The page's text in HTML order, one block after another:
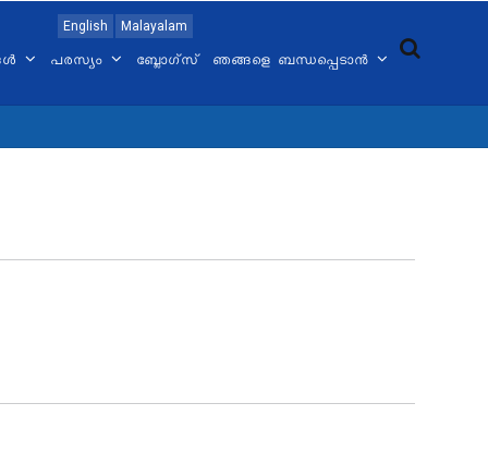
English Malayalam
പരസ്യം ബ്ലോഗ്സ് ഞങ്ങളെ ബന്ധപ്പെടാൻ